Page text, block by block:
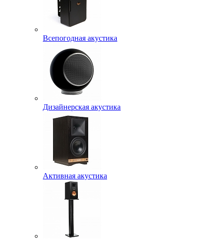
Всепогодная акустика
Дизайнерская акустика
Активная акустика